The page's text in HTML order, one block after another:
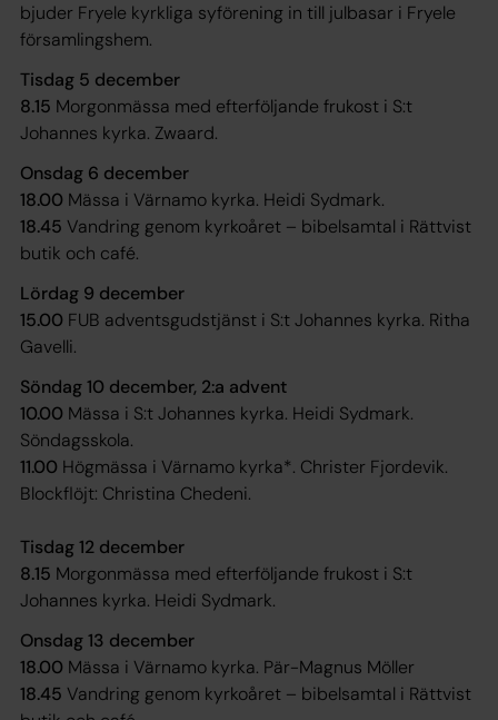
bjuder Fryele kyrkliga syförening in till julbasar i Fryele
församlingshem.
Tisdag 5 december
8.15 Morgonmässa med efterföljande frukost i S:t
Johannes kyrka. Zwaard.
Onsdag 6 december
18.00 Mässa i Värnamo kyrka. Heidi Sydmark.
18.45 Vandring genom kyrkoåret – bibelsamtal i Rättvist
butik och café.
Lördag 9 december
15.00 FUB adventsgudstjänst i S:t Johannes kyrka. Ritha
Gavelli.
Söndag 10 december, 2:a advent
10.00 Mässa i S:t Johannes kyrka. Heidi Sydmark.
Söndagsskola.
11.00 Högmässa i Värnamo kyrka*. Christer Fjordevik.
Blockflöjt: Christina Chedeni.
Tisdag 12 december
8.15 Morgonmässa med efterföljande frukost i S:t
Johannes kyrka. Heidi Sydmark.
Onsdag 13 december
18.00 Mässa i Värnamo kyrka. Pär-Magnus Möller
18.45 Vandring genom kyrkoåret – bibelsamtal i Rättvist